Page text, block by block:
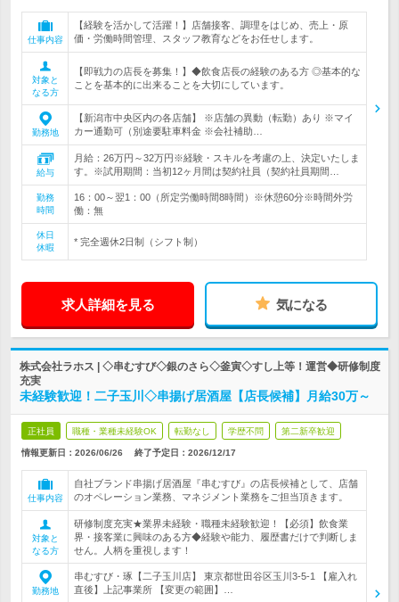
仕事内容
【経験を活かして活躍！】店舗接客、調理をはじめ、売上・原
価・労働時間管理、スタッフ教育などをお任せします。
対象と
なる方
【即戦力の店長を募集！】◆飲食店長の経験のある方 ◎基本的な
ことを基本的に出来ることを大切にしています。
勤務地
【新潟市中央区内の各店舗】 ※店舗の異動（転勤）あり ※マイ
カー通勤可（別途要駐車料金 ※会社補助…
給与
月給：26万円～32万円※経験・スキルを考慮の上、決定いたしま
す。※試用期間：当初12ヶ月間は契約社員（契約社員期間…
勤務
時間
16：00～翌1：00（所定労働時間8時間）※休憩60分※時間外労
働：無
休日
休暇
* 完全週休2日制（シフト制）
求人詳細を見る 気になる
株式会社ラホス | ◇串むすび◇銀のさら◇釜寅◇すし上等！運営◆研修制度
充実
未経験歓迎！二子玉川◇串揚げ居酒屋【店長候補】月給30万～
正社員 職種・業種未経験OK 転勤なし 学歴不問 第二新卒歓迎
情報更新日：2026/06/26 終了予定日： 2026/12/17
仕事内容
自社ブランド串揚げ居酒屋『串むすび』の店長候補として、店舗
のオペレーション業務、マネジメント業務をご担当頂きます。
対象と
なる方
研修制度充実★業界未経験・職種未経験歓迎！【必須】飲食業
界・接客業に興味のある方◆経験や能力、履歴書だけで判断しま
せん。人柄を重視します！
勤務地
串むすび・琢【二子玉川店】 東京都世田谷区玉川3-5-1 【雇入れ
直後】上記事業所 【変更の範囲】…